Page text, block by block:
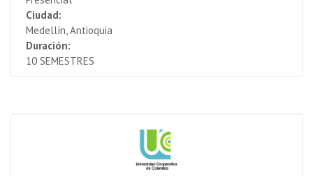
Ciudad:
Medellín, Antioquia
Duración:
10 SEMESTRES